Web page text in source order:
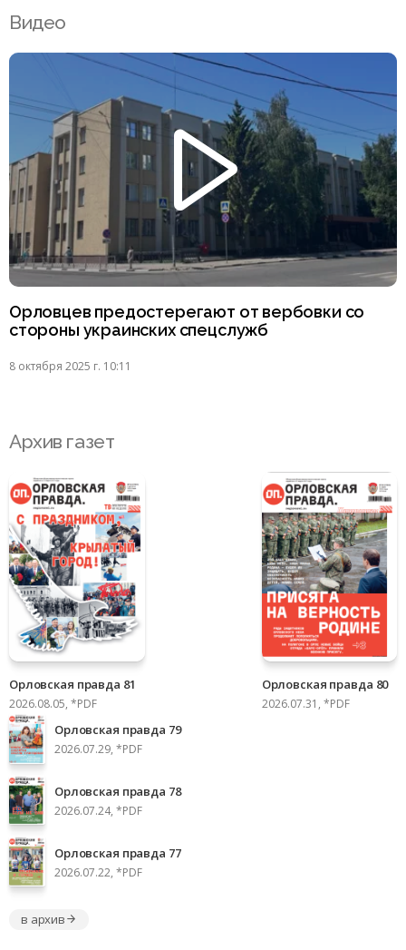
Видео
Орловцев предостерегают от вербовки со
стороны украинских спецслужб
8 октября 2025 г. 10:11
Архив газет
Орловская правда 81
2026.08.05, *PDF
Орловская правда 80
2026.07.31, *PDF
Орловская правда 79
2026.07.29, *PDF
Орловская правда 78
2026.07.24, *PDF
Орловская правда 77
2026.07.22, *PDF
в архив